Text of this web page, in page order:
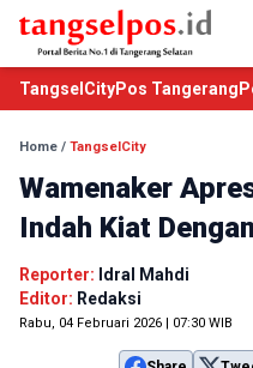
TangselCityPos Tangerang
Home / TangselCity
Wamenaker
Indah Kiat
Reporter: Idral Mahdi
Editor: Redaksi
Rabu, 04 Februari 2026 | 07:30 WIB